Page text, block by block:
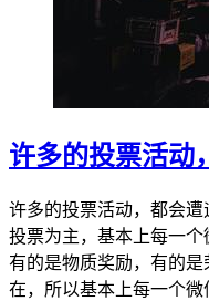
许多的投票活动
许多的投票活动，都会
投票为主，基本上每一个
有的是物质奖励，有的
在，所以基本上每一个微